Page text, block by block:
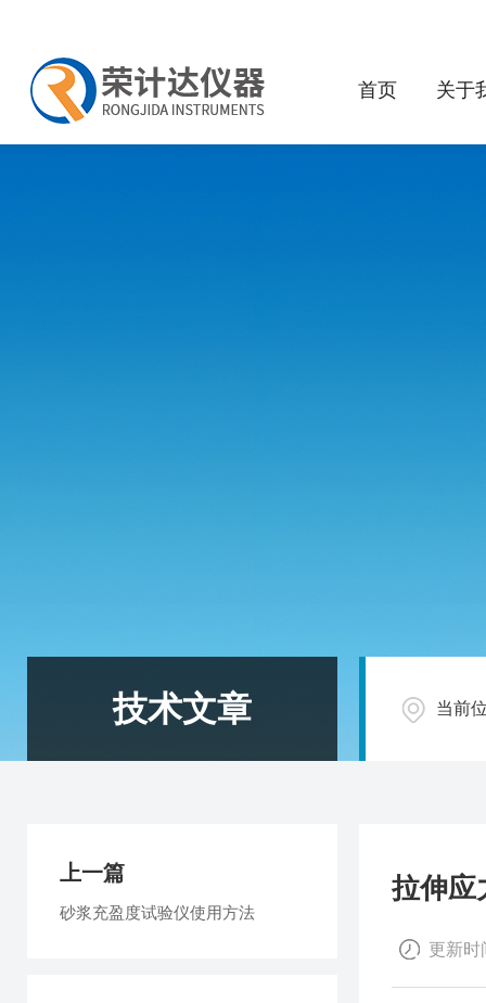
首页 关于
技术文章 当前
拉伸应
更新时
上一篇
砂浆充盈度试验仪使用方法